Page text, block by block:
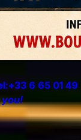
6 65 01 49
you!